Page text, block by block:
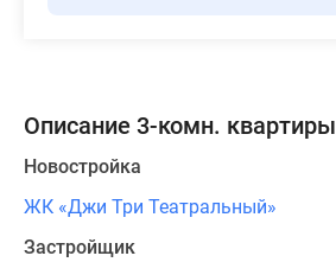
Описание 3-комн. квартиры
Новостройка
ЖК «Джи Три Театральный»
Застройщик